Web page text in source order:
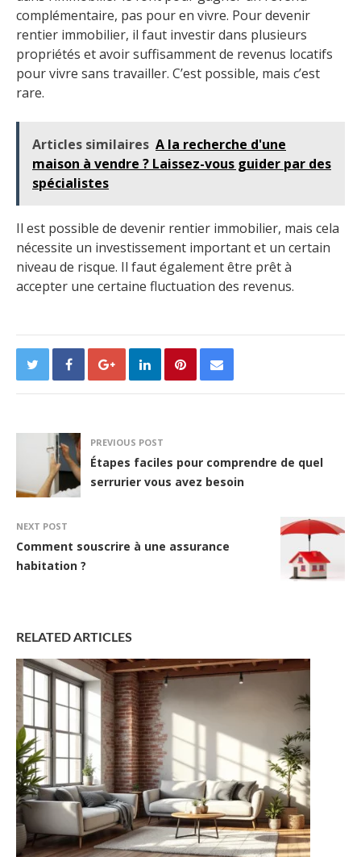
complémentaire, pas pour en vivre. Pour devenir
rentier immobilier, il faut investir dans plusieurs
propriétés et avoir suffisamment de revenus locatifs
pour vivre sans travailler. C’est possible, mais c’est
rare.
Articles similaires A la recherche d'une
maison à vendre ? Laissez-vous guider par des
spécialistes
Il est possible de devenir rentier immobilier, mais cela
nécessite un investissement important et un certain
niveau de risque. Il faut également être prêt à
accepter une certaine fluctuation des revenus.
PREVIOUS POST
Étapes faciles pour comprendre de quel
serrurier vous avez besoin
NEXT POST
Comment souscrire à une assurance
habitation ?
RELATED ARTICLES